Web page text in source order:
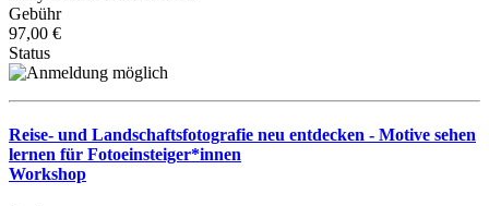
Gebühr
97,00 €
Status
Reise- und Landschaftsfotografie neu entdecken - Motive sehen
lernen für Fotoeinsteiger*innen
Workshop